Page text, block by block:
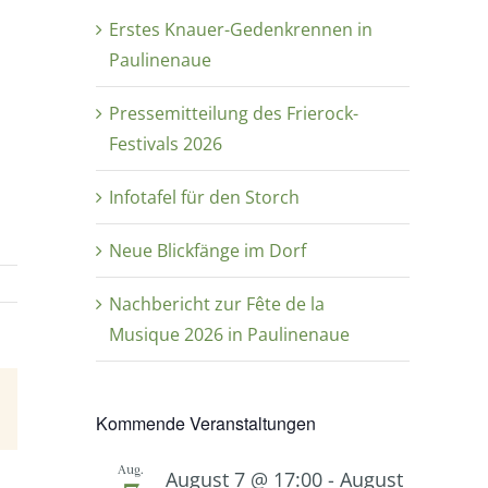
Erstes Knauer-Gedenkrennen in
Paulinenaue
Pressemitteilung des Frierock-
Festivals 2026
Infotafel für den Storch
Neue Blickfänge im Dorf
Nachbericht zur Fête de la
Musique 2026 in Paulinenaue
Kommende Veranstaltungen
Aug. August 7 @ 17:00 - August